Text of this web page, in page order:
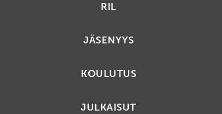
RIL
JÄSENYYS
KOULUTUS
JULKAISUT